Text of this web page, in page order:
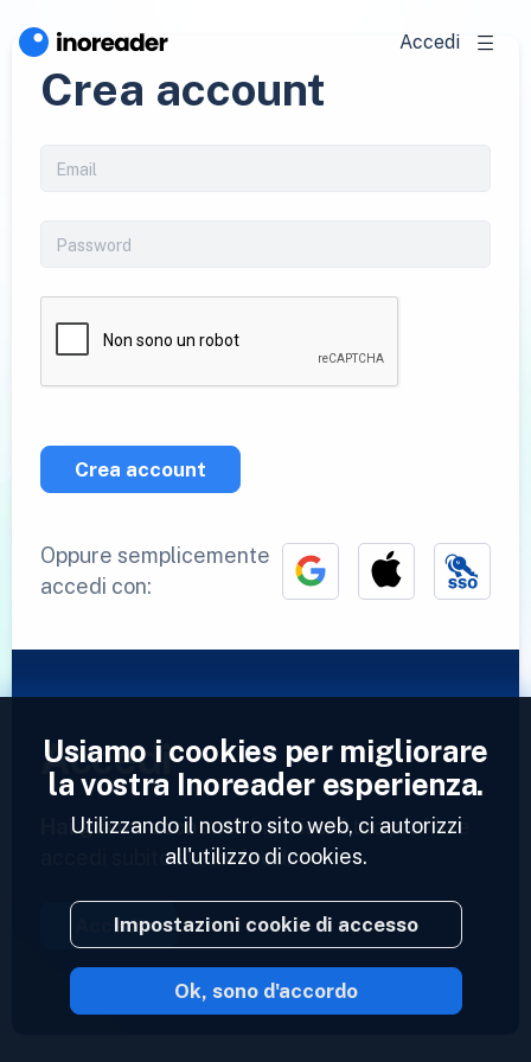
Accedi
Crea account
Crea account
Oppure semplicemente
accedi con:
Accedi
Hai già un account?Inserisci il tuo profilo e
accedi subito ai tuoi feed.
Accedi
2023 © Inoreader
Usiamo i cookies per migliorare
la vostra Inoreader esperienza.
Utilizzando il nostro sito web, ci autorizzi
all'utilizzo di cookies.
Impostazioni cookie di accesso
Ok, sono d'accordo